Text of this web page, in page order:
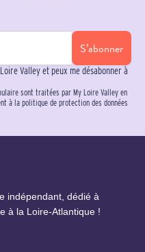
S’abonner
Valley et peux me désabonner à
sont traitées par My Loire Valley en
à la politique de protection des données
indépendant, dédié à
à la Loire-Atlantique !